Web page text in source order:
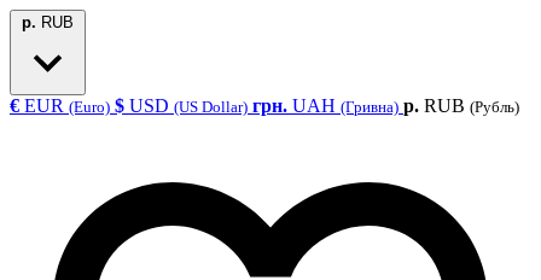
р. RUB
€ EUR (Euro) $ USD (US Dollar) грн. UAH (Гривна) р. RUB (Рубль)